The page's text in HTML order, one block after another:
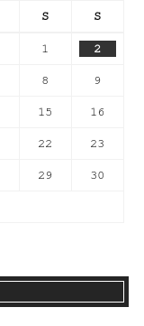
S S
1 2
8 9
15 16
22 23
29 30